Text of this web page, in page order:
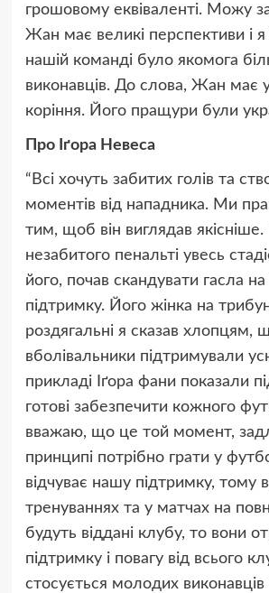
грошовому еквіваленті. Можу
Жан має великі перспективи і
нашій команді було якомога
виконавців. До слова, Жан має
коріння. Його пращури були
Про Іґора Невеса
“Всі хочуть забитих голів та
моментів від нападника. Ми
тим, щоб він виглядав якісніше.
незабитого пенальті увесь
його, почав скандувати гасла на
підтримку. Його жінка на
роздягальні я сказав хлопцям,
вболівальники підтримували
прикладі Іґора фани показали
готові забезпечити кожного
вважаю, що це той момент,
принципі потрібно грати у
відчуває нашу підтримку, тому
тренуваннях та у матчах на
будуть віддані клубу, то вони
підтримку і повагу від всього
стосується молодих